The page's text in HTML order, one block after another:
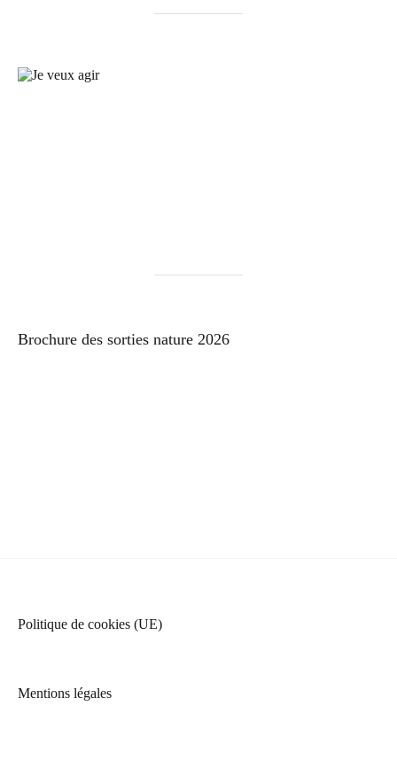
Brochure des sorties nature 2026
Politique de cookies (UE)
Mentions légales